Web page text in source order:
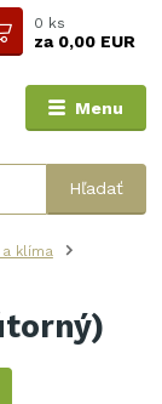
Menu
Hľadať
0 ks
za0,00 EUR
a klíma